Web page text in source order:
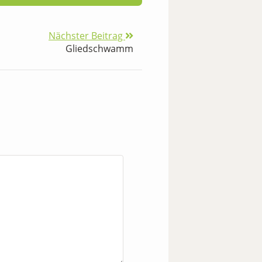
Nächster Beitrag
Gliedschwamm